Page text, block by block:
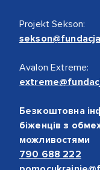
Projekt Sekson:
Avalon Extreme:
Безкоштовна
біженців з
можливостями
790 688 222